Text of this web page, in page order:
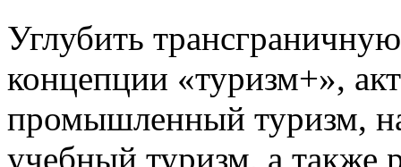
Углубить
концепции «туризм+»,
промышленный туризм,
учебный туризм, а также